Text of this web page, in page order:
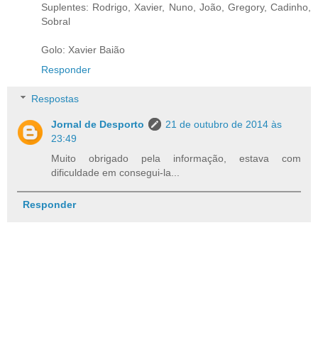
Suplentes: Rodrigo, Xavier, Nuno, João, Gregory, Cadinho,
Sobral
Golo: Xavier Baião
Responder
Respostas
Jornal de Desporto
21 de outubro de 2014 às
23:49
Muito obrigado pela informação, estava com
dificuldade em consegui-la...
Responder